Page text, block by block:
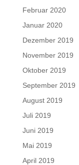
Februar 2020
Januar 2020
Dezember 2019
November 2019
Oktober 2019
September 2019
August 2019
Juli 2019
Juni 2019
Mai 2019
April 2019